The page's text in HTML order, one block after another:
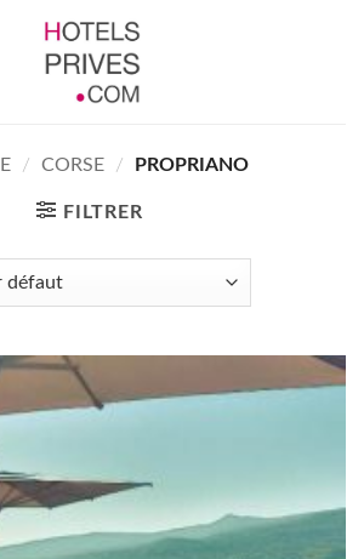
/ CORSE / PROPRIANO
FILTRER